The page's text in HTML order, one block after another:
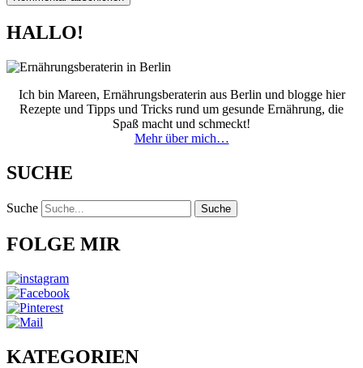
HALLO!
Ich bin Mareen, Ernährungsberaterin aus Berlin und blogge hier
Rezepte und Tipps und Tricks rund um gesunde Ernährung, die
Spaß macht und schmeckt!
Mehr über mich…
SUCHE
Suche Suche
FOLGE MIR
KATEGORIEN